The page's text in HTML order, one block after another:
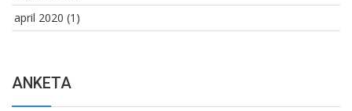
april 2020 (1)
ANKETA